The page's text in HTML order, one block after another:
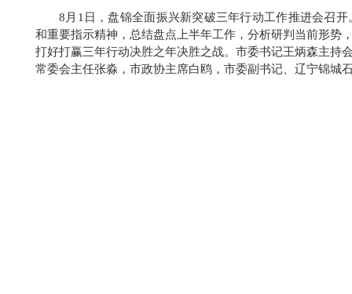
8月1日，盘锦全面振兴新突破三年行动工作推进会召
和重要指示精神，总结盘点上半年工作，分析研判当前形势
打好打赢三年行动决胜之年决胜之战。市委书记王炳森主持
常委会主任张淼，市政协主席白鸥，市委副书记、辽宁锦城